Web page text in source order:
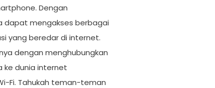
Dengan
dapat mengakses berbagai
yang beredar di internet.
dengan menghubungkan
ke dunia internet
Fi. Tahukah teman-teman